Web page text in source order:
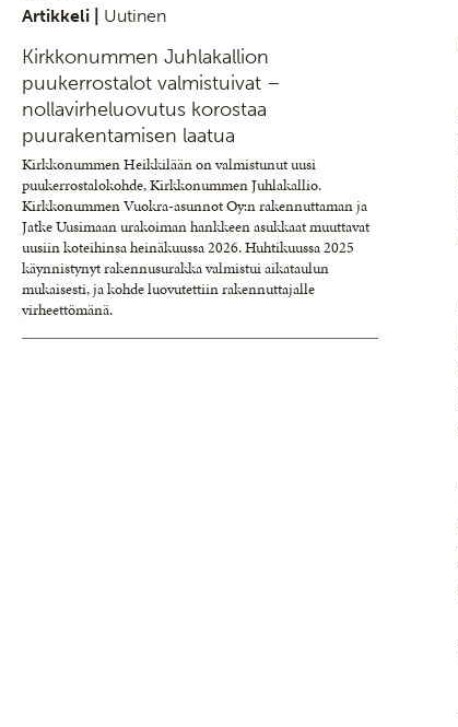
Artikkeli | Uutinen
Kirkkonummen Juhlakallion
puukerrostalot valmistuivat –
nollavirheluovutus korostaa
puurakentamisen laatua
Kirkkonummen Heikkilään on valmistunut uusi
puukerrostalokohde, Kirkkonummen Juhlakallio.
Kirkkonummen Vuokra-asunnot Oy:n rakennuttaman ja
Jatke Uusimaan urakoiman hankkeen asukkaat muuttavat
uusiin koteihinsa heinäkuussa 2026. Huhtikuussa 2025
käynnistynyt rakennusurakka valmistui aikataulun
mukaisesti, ja kohde luovutettiin rakennuttajalle
virheettömänä.